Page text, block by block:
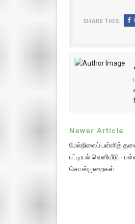
SHARE THIS:
Newer Article
மேல்நிலைப் பள்ளித்
பட்டியல் வெளியீடு -
செயல்முறைகள்